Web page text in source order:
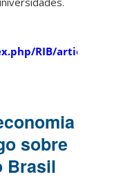
RIB/article/
sobre
Brasil